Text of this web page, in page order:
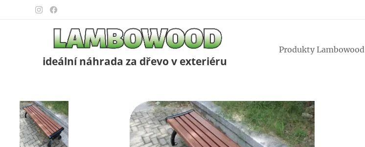
ideální náhrada za dřevo v exteriéru
Produkty Lambowood